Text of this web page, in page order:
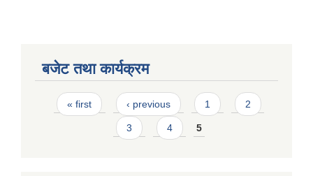
बजेट तथा कार्यक्रम
Pages
« first ‹ previous 1 2
3 4 5